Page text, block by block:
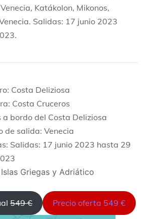
Katákolon, Mikonos,
Salidas: 17 junio 2023
Costa Deliziosa
Costa Cruceros
a bordo del Costa Deliziosa
de salida: Venecia
Salidas: 17 junio 2023 hasta 29
Islas Griegas y Adriático
549 € Precio oferta 549 €